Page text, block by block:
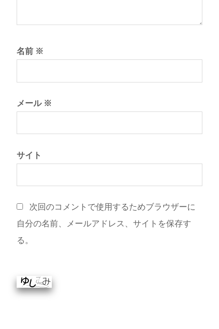
名前 ※
メール ※
サイト
次回のコメントで使用するためブラウザーに
自分の名前、メールアドレス、サイトを保存す
る。